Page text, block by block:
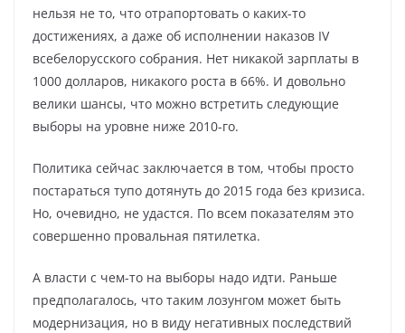
нельзя не то, что отрапортовать о каких-то
достижениях, а даже об исполнении наказов ІV
всебелорусского собрания. Нет никакой зарплаты в
1000 долларов, никакого роста в 66%. И довольно
велики шансы, что можно встретить следующие
выборы на уровне ниже 2010-го.
Политика сейчас заключается в том, чтобы просто
постараться тупо дотянуть до 2015 года без кризиса.
Но, очевидно, не удастся. По всем показателям это
совершенно провальная пятилетка.
А власти с чем-то на выборы надо идти. Раньше
предполагалось, что таким лозунгом может быть
модернизация, но в виду негативных последствий